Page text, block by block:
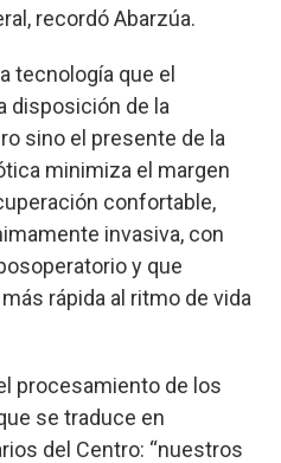
recordó Abarzúa.
tecnología que el
disposición de la
sino el presente de la
minimiza el margen
confortable,
invasiva, con
y que
rápida al ritmo de vida
procesamiento de los
se traduce en
del Centro: “nuestros